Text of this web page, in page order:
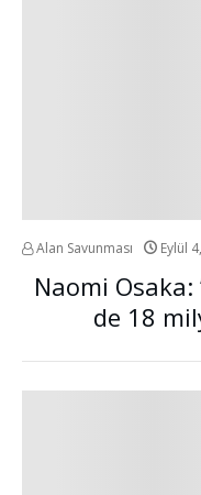
Alan Savunması Eylül
Naomi
de 18